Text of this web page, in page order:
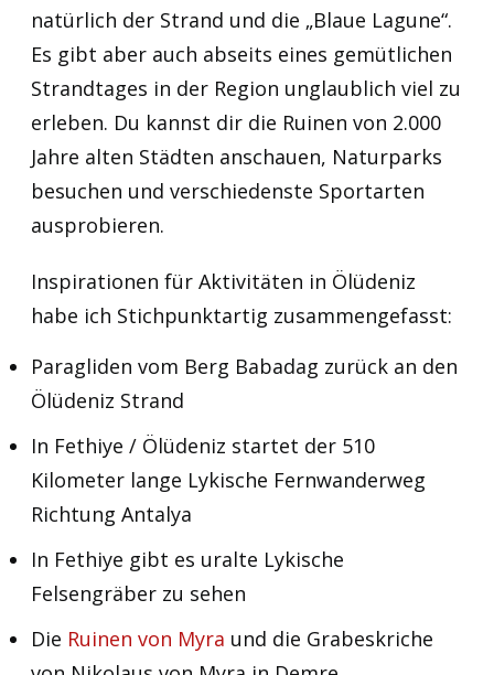
natürlich der Strand und die „Blaue Lagune“.
Es gibt aber auch abseits eines gemütlichen
Strandtages in der Region unglaublich viel zu
erleben. Du kannst dir die Ruinen von 2.000
Jahre alten Städten anschauen, Naturparks
besuchen und verschiedenste Sportarten
ausprobieren.
Inspirationen für Aktivitäten in Ölüdeniz
habe ich Stichpunktartig zusammengefasst:
Paragliden vom Berg Babadag zurück an den
Ölüdeniz Strand
In Fethiye / Ölüdeniz startet der 510
Kilometer lange Lykische Fernwanderweg
Richtung Antalya
In Fethiye gibt es uralte Lykische
Felsengräber zu sehen
Die Ruinen von Myra und die Grabeskriche